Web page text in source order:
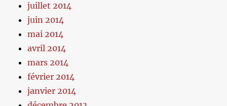
juillet 2014
juin 2014
mai 2014
avril 2014
mars 2014
février 2014
janvier 2014